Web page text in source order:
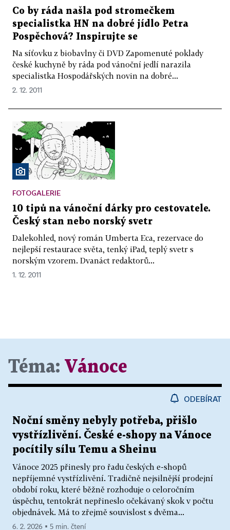
Co by ráda našla pod stromečkem
specialistka HN na dobré jídlo Petra
Pospěchová? Inspirujte se
Na síťovku z biobavlny či DVD Zapomenuté poklady
české kuchyně by ráda pod vánoční jedlí narazila
specialistka Hospodářských novin na dobré...
2. 12. 2011
FOTOGALERIE
10 tipů na vánoční dárky pro cestovatele.
Český stan nebo norský svetr
Dalekohled, nový román Umberta Eca, rezervace do
nejlepší restaurace světa, tenký iPad, teplý svetr s
norským vzorem. Dvanáct redaktorů...
1. 12. 2011
Téma: Vánoce
ODEBÍRAT
Noční směny nebyly potřeba, přišlo
vystřízlivění. České e-shopy na Vánoce
pocítily sílu Temu a Sheinu
Vánoce 2025 přinesly pro řadu českých e-shopů
nepříjemné vystřízlivění. Tradičně nejsilnější prodejní
období roku, které běžně rozhoduje o celoročním
úspěchu, tentokrát nepřineslo očekávaný skok v počtu
objednávek. Má to zřejmě souvislost s dvěma...
6. 2. 2026 ▪ 5 min. čtení